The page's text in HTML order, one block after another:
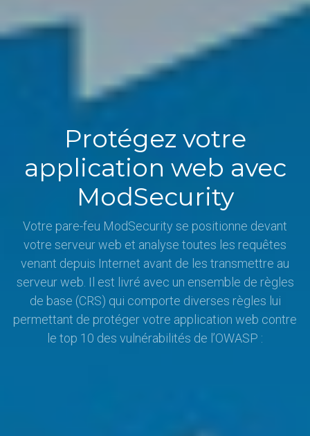
Protégez votre
application web avec
ModSecurity
Votre pare-feu ModSecurity se positionne devant
votre serveur web et analyse toutes les requêtes
venant depuis Internet avant de les transmettre au
serveur web. Il est livré avec un ensemble de règles
de base (CRS) qui comporte diverses règles lui
permettant de protéger votre application web contre
le top 10 des vulnérabilités de l’OWASP :